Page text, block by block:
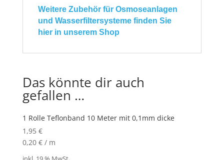
Weitere Zubehör für Osmoseanlagen
und Wasserfiltersysteme finden Sie
hier in unserem Shop
Das könnte dir auch
gefallen …
1 Rolle Teflonband 10 Meter mit 0,1mm dicke
1,95 €
0,20 €/ m